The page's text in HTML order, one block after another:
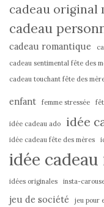
cadeau original
cadeau
cadeau romantique
cadeau sentimental fête des
cadeau touchant fête des
enfant femme stressée
idée cadeau ado idée
idée cadeau fête des mères
idée cadeau
idées originales insta-
jeu de société jeu pour